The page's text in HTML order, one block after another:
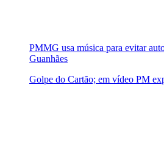
PMMG usa música para evitar
Guanhães
Golpe do Cartão; em vídeo PM